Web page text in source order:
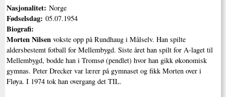
Nasjonalitet: Norge
Fødselsdag: 05.07.1954
Biografi:
Morten Nilsen vokste opp på Rundhaug i Målselv. Han spilte
aldersbestemt fotball for Mellembygd. Siste året han spilt for A-laget til
Mellembygd, bodde han i Tromsø (pendlet) hvor han gikk økonomisk
gymnas. Peter Drecker var lærer på gymnaset og fikk Morten over i
Fløya. I 1974 tok han overgang det TIL.